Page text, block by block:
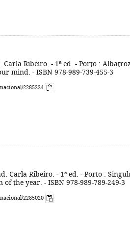
Carla Ribeiro. - 1ª ed. - Porto :
mind. - ISBN 978-989-739-455-3
2285224
Carla Ribeiro. - 1ª ed. - Porto :
the year. - ISBN 978-989-789-249-3
2285020